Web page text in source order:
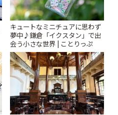
キュートなミニチュアに思わず
夢中♪鎌倉「イクスタン」で出
会う小さな世界 | ことりっぷ